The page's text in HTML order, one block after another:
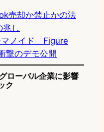
b
o
o
e
a
売却か禁止かの法
兆し
ノイド「Figure
撃のデモ公開
ローバル企業に影響
ク